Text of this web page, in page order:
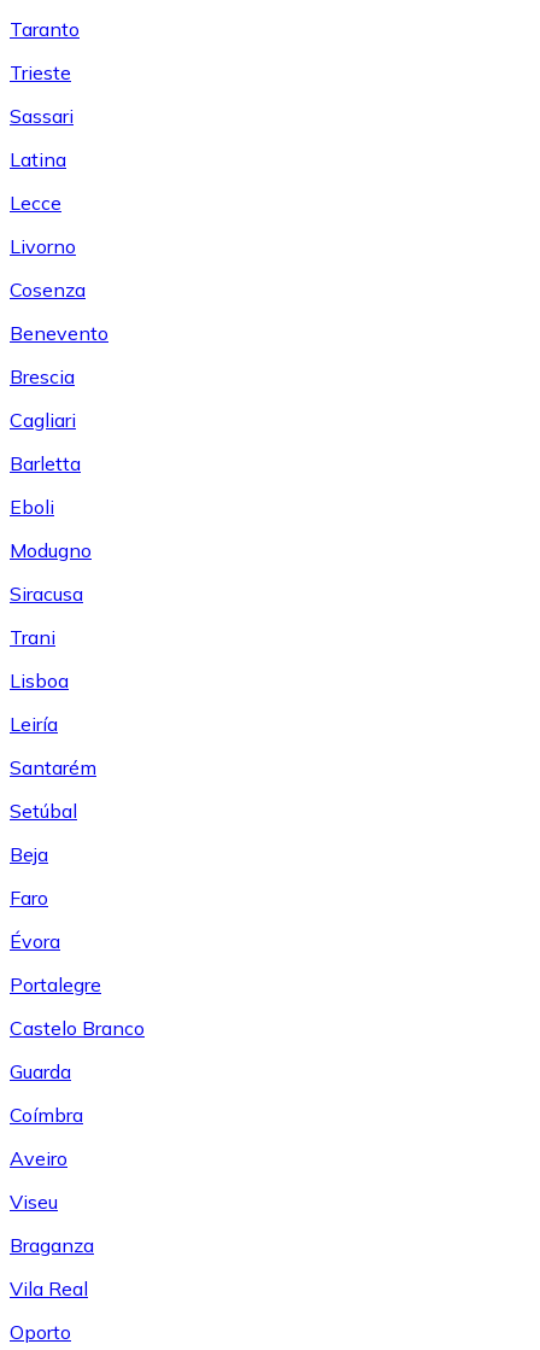
Taranto
Trieste
Sassari
Latina
Lecce
Livorno
Cosenza
Benevento
Brescia
Cagliari
Barletta
Eboli
Modugno
Siracusa
Trani
Lisboa
Leiría
Santarém
Setúbal
Beja
Faro
Évora
Portalegre
Castelo Branco
Guarda
Coímbra
Aveiro
Viseu
Braganza
Vila Real
Oporto